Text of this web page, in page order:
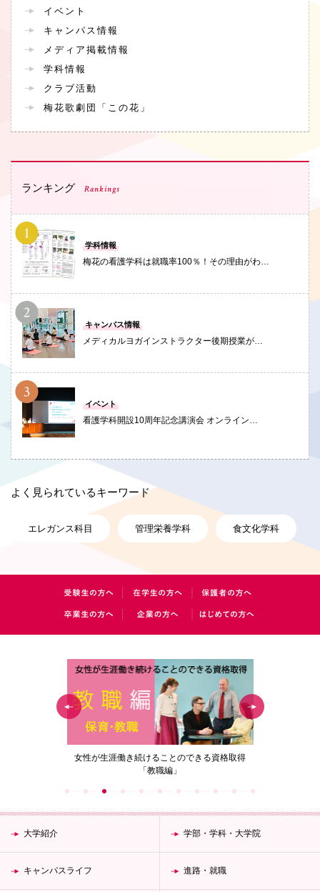
イベント
キャンパス情報
メディア掲載情報
学科情報
クラブ活動
梅花歌劇団「この花」
ランキング Rankings
学科情報
梅花の看護学科は就職率100％！その理由がわ…
キャンパス情報
メディカルヨガインストラクター後期授業が…
イベント
看護学科開設10周年記念講演会 オンライン…
よく見られているキーワード
エレガンス科目 管理栄養学科 食文化学科
女性が生涯働き続けることのできる資格取得
「教職編」
大学紹介 学部・学科・大学院
キャンパスライフ 進路・就職